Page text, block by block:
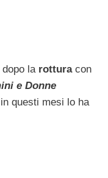
dopo la rotturacon
e Donne
questi mesi lo ha